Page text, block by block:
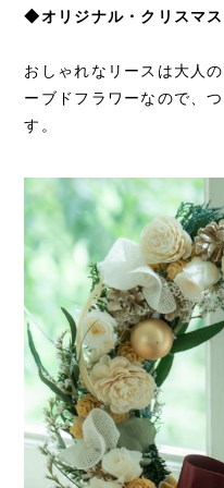
◆オリジナル・クリスマス
おしゃれなリースは大人
ーブドフラワーなので、
す。